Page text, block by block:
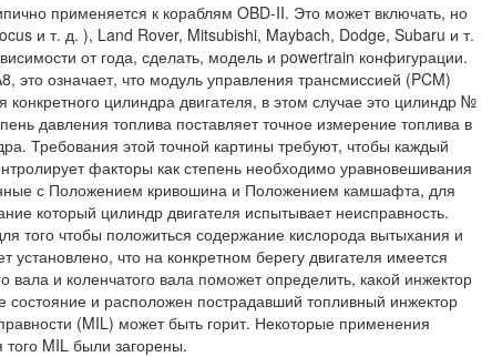
применяется к кораблям OBD-II. Это может включать, но
и т. д. ), Land Rover, Mitsubishi, Maybach, Dodge, Subaru и т.
от года, сделать, модель и powertrain конфигурации.
означает, что модуль управления трансмиссией (PCM)
цилиндра двигателя, в этом случае это цилиндр №
давления топлива поставляет точное измерение топлива в
Требования этой точной картины требуют, чтобы каждый
факторы как степень необходимо уравновешивания
с Положением кривошина и Положением камшафта, для
который цилиндр двигателя испытывает неисправность.
того чтобы положиться содержание кислорода вытыхания и
установлено, что на конкретном берегу двигателя имеется
и коленчатого вала поможет определить, какой инжектор
состояние и расположен пострадавший топливный инжектор
(MIL) может быть горит. Некоторые применения
того MIL были загорены.